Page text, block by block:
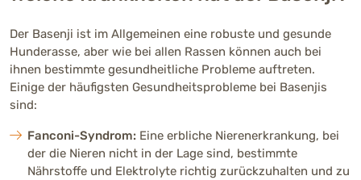
Der Basenji ist im Allgemeinen eine robuste und gesunde
Hunderasse, aber wie bei allen Rassen können auch bei
ihnen bestimmte gesundheitliche Probleme auftreten.
Einige der häufigsten Gesundheitsprobleme bei Basenjis
sind:
Fanconi-Syndrom: Eine erbliche Nierenerkrankung, bei
der die Nieren nicht in der Lage sind, bestimmte
Nährstoffe und Elektrolyte richtig zurückzuhalten und zu